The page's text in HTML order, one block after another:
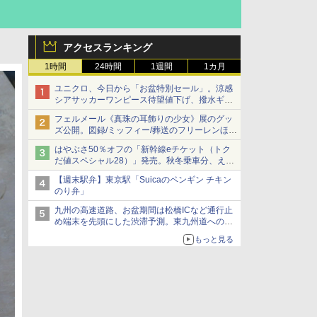
アクセスランキング
1時間 24時間 1週間 1カ月
ユニクロ、今日から「お盆特別セール」。涼感
シアサッカーワンピース待望値下げ、撥水ギア
ショーツは1990円に
フェルメール《真珠の耳飾りの少女》展のグッ
ズ公開。図録/ミッフィー/葬送のフリーレンほ
か、注目ブランドコラボが実現
はやぶさ50％オフの「新幹線eチケット（トク
だ値スペシャル28）」発売。秋冬乗車分、えき
ねっと限定
【週末駅弁】東京駅「Suicaのペンギン チキン
のり弁」
九州の高速道路、お盆期間は松橋ICなど通行止
め端末を先頭にした渋滞予測。東九州道への迂
もっと見る